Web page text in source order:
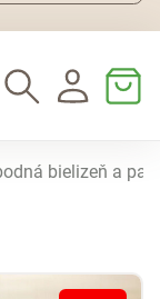
bielizeň a